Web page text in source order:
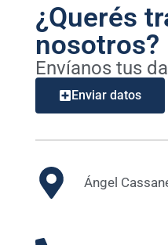
¿Querés
nosotros?
Envíanos tus
Enviar datos
Ángel